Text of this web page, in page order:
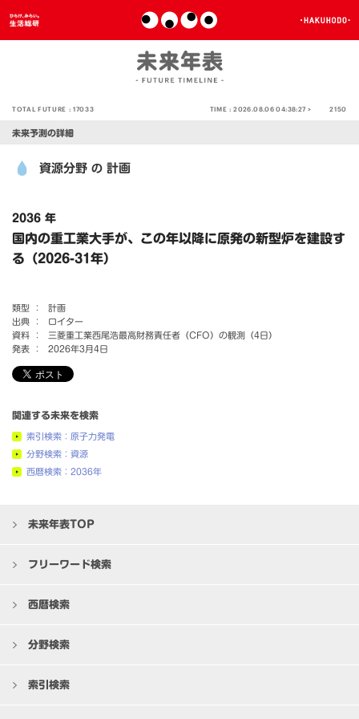
TOTAL FUTURE :17033 TIME :2026.08.06 04:38:27 > 2150
未来予測の詳細
資源分野 の 計画
2036 年
国内の重工業大手が、この年以降に原発の新型炉を建設す
る（2026-31年）
類型 ：
計画
出典 ：
ロイター
資料 ：
三菱重工業西尾浩最高財務責任者（CFO）の観測（4日）
発表 ：
2026年3月4日
関連する未来を検索
索引検索：原子力発電
分野検索：資源
西暦検索：2036年
未来年表TOP
フリーワード検索
西暦検索
分野検索
索引検索